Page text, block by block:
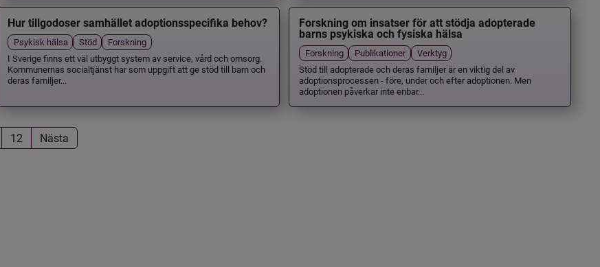
Hur tillgodoser samhället adoptionsspecifika behov?
Psykisk hälsa Stöd
Forskning
I Sverige finns ett väl utbyggt system av service, vård och omsorg.
Kommunernas socialtjänst har som uppgift att ge stöd till barn och
deras familjer...
Forskning om insatser för att stödja adopterade
barns psykiska och fysiska hälsa
Forskning Publikationer
Verktyg
Stöd till adopterade och deras familjer är en viktig del av
adoptionsprocessen - före, under och efter adoptionen. Men
adoptionen påverkar inte enbar...
12 Nästa